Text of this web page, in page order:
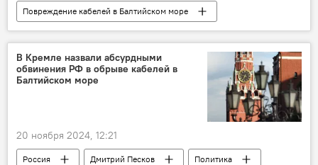
Повреждение кабелей в Балтийском море
В Литве
Литва
Швеция
Генпрокуратура Литвы
В Кремле назвали абсурдными
обвинения РФ в обрыве кабелей в
Балтийском море
20 ноября 2024, 12:21
Россия Дмитрий Песков
Политика